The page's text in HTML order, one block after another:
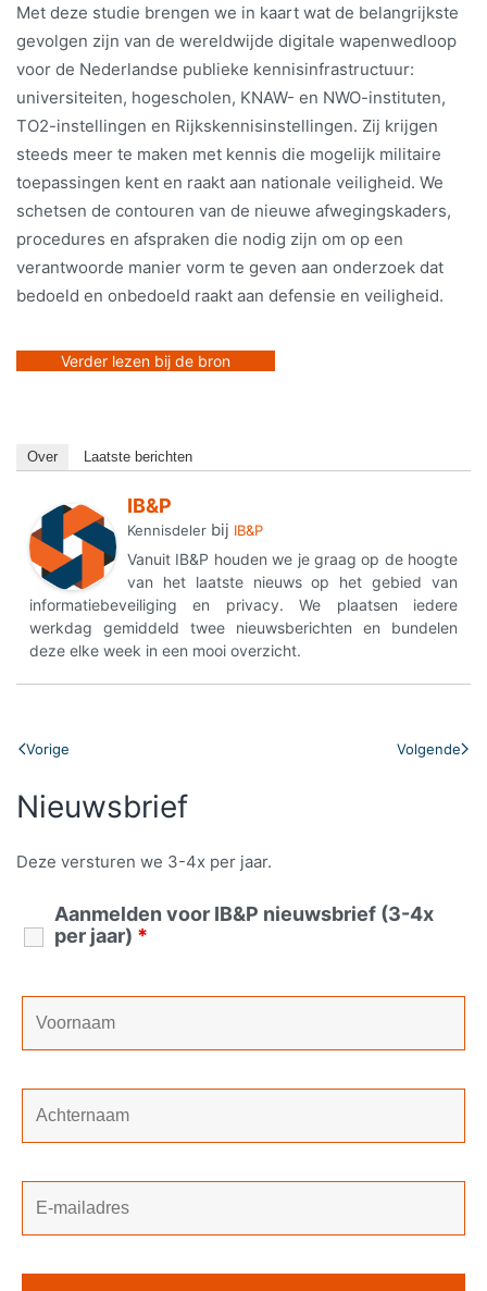
Met deze studie brengen we in kaart wat de belangrijkste
gevolgen zijn van de wereldwijde digitale wapenwedloop
voor de Nederlandse publieke kennisinfrastructuur:
universiteiten, hogescholen, KNAW- en NWO-instituten,
TO2-instellingen en Rijkskennisinstellingen. Zij krijgen
steeds meer te maken met kennis die mogelijk militaire
toepassingen kent en raakt aan nationale veiligheid. We
schetsen de contouren van de nieuwe afwegingskaders,
procedures en afspraken die nodig zijn om op een
verantwoorde manier vorm te geven aan onderzoek dat
bedoeld en onbedoeld raakt aan defensie en veiligheid.
Verder lezen bij de bron
Over Laatste berichten
IB&P
Kennisdeler bij IB&P
Vanuit IB&P houden we je graag op de hoogte
van het laatste nieuws op het gebied van
informatiebeveiliging en privacy. We plaatsen iedere
werkdag gemiddeld twee nieuwsberichten en bundelen
deze elke week in een mooi overzicht.
Vorige Volgende
Nieuwsbrief
Deze versturen we 3-4x per jaar.
Aanmelden voor IB&P nieuwsbrief (3-4x
per jaar) *